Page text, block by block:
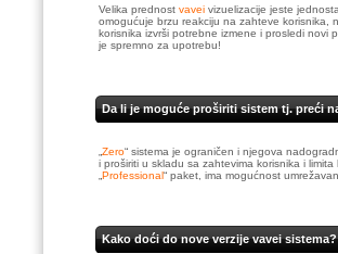
Velika prednost vavei vizuelizacije jeste
omogućuje brzu reakciju na zahteve korisnika,
korisnika izvrši potrebne izmene i prosledi novi
je spremno za upotrebu!
Da li je moguće proširiti sistem tj. preći
Zero“ sistema je ograničen i njegova
i proširiti u skladu sa zahtevima korisnika i
Professional“ paket, ima mogućnost
Kako doći do nove verzije vavei sistema?